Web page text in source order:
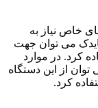
خاص نیاز به
می توان جهت
کرد. در موارد
از این دستگاه
کرد.